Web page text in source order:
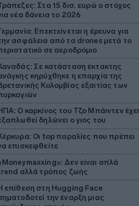
Στα 15 δισ. ευρώ ο στόχος
νέα δάνεια το 2026
Επεκτείνεται η έρευνα για
ασφάλεια από τα drones μετά το
σε αεροδρόμιο
Σε κατάσταση έκτακτης
κηρύχθηκε η επαρχία της
Κολομβίας εξαιτίας των
Ο καρκίνος του Τζο Μπάιντεν έχει
δηλώνει ο γιος του
Οι top παραλίες που πρέπει
επισκεφθείτε
Δεν είναι απλά
αλλά τρόπος ζωής
επίθεση στη Hugging Face
την έναρξη μιας